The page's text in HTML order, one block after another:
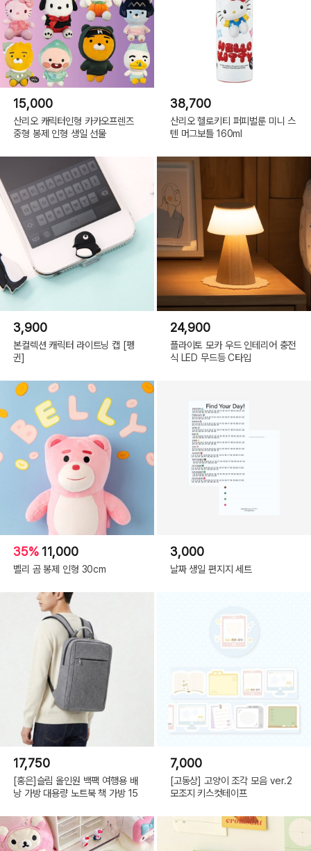
15,000
산리오 캐릭터인형 카카오프렌즈
중형 봉제 인형 생일 선물
38,700
산리오 헬로키티 퍼피벌룬 미니 스
텐 머그보틀 160ml
3,900
본컬렉션 캐릭터 라이트닝 캡 [펭
귄]
24,900
플라이토 모카 우드 인테리어 충전
식 LED 무드등 C타입
35% 11,000
벨리 곰 봉제 인형 30cm
3,000
날짜 생일 편지지 세트
17,750
[홍은]슬림 올인원 백팩 여행용 배
낭 가방 대용량 노트북 책 가방 15
7,000
[고동상] 고양이 조각 모음 ver.2
모조지 키스컷테이프